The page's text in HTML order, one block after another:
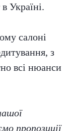
Україні.
салоні
з
всі нюанси
пропозиції